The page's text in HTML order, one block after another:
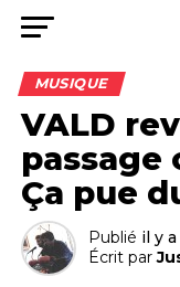
MUSIQUE
VALD
passage
Ça pue
Publié il y
Écrit par